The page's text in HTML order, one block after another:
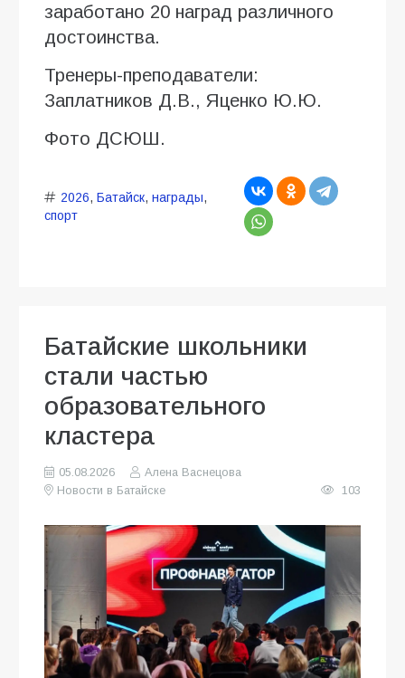
заработано 20 наград различного
достоинства.
Тренеры-преподаватели:
Заплатников Д.В., Яценко Ю.Ю.
Фото ДСЮШ.
2026, Батайск, награды,
спорт
Батайские школьники
стали частью
образовательного
кластера
05.08.2026
Алена Васнецова
Новости в Батайске
103